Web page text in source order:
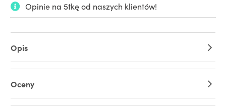
Opinie na 5tkę od naszych klientów!
Opis
Oceny